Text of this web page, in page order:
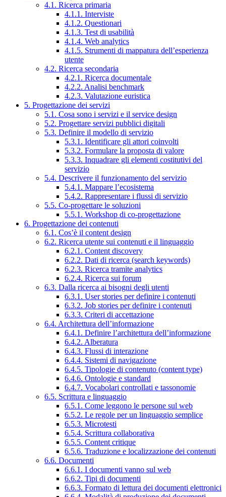
4.1. Ricerca primaria
4.1.1. Interviste
4.1.2. Questionari
4.1.3. Test di usabilità
4.1.4. Web analytics
4.1.5. Strumenti di mappatura dell’esperienza
utente
4.2. Ricerca secondaria
4.2.1. Ricerca documentale
4.2.2. Analisi benchmark
4.2.3. Valutazione euristica
5. Progettazione dei servizi
5.1. Cosa sono i servizi e il service design
5.2. Progettare servizi pubblici digitali
5.3. Definire il modello di servizio
5.3.1. Identificare gli attori coinvolti
5.3.2. Formulare la proposta di valore
5.3.3. Inquadrare gli elementi costitutivi del
servizio
5.4. Descrivere il funzionamento del servizio
5.4.1. Mappare l’ecosistema
5.4.2. Rappresentare i flussi di servizio
5.5. Co-progettare le soluzioni
5.5.1. Workshop di co-progettazione
6. Progettazione dei contenuti
6.1. Cos’è il content design
6.2. Ricerca utente sui contenuti e il linguaggio
6.2.1. Content discovery
6.2.2. Dati di ricerca (search keywords)
6.2.3. Ricerca tramite analytics
6.2.4. Ricerca sui forum
6.3. Dalla ricerca ai bisogni degli utenti
6.3.1. User stories per definire i contenuti
6.3.2. Job stories per definire i contenuti
6.3.3. Criteri di accettazione
6.4. Architettura dell’informazione
6.4.1. Definire l’architettura dell’informazione
6.4.2. Alberatura
6.4.3. Flussi di interazione
6.4.4. Sistemi di navigazione
6.4.5. Tipologie di contenuto (content type)
6.4.6. Ontologie e standard
6.4.7. Vocabolari controllati e tassonomie
6.5. Scrittura e linguaggio
6.5.1. Come leggono le persone sul web
6.5.2. Le regole per un linguaggio semplice
6.5.3. Microtesti
6.5.4. Scrittura collaborativa
6.5.5. Content critique
6.5.6. Traduzione e localizzazione dei contenuti
6.6. Documenti
6.6.1. I documenti vanno sul web
6.6.2. Tipi di documenti
6.6.3. Formato di lettura dei documenti elettronici